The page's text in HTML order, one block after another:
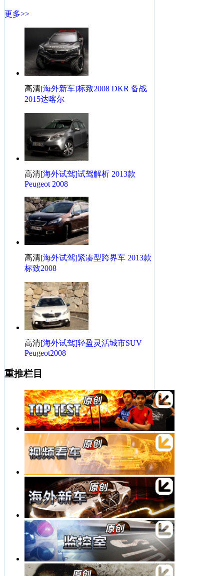
[海外试驾]外媒试驾测评 新Peugeot 2008
[海外试驾]外媒试驾 跨界小SUV 标致2008
·[海外新车]小型混动车型 2014款标致2008
·[海外评测]外媒静态测评2013款P标致2008
标致2008相关热帖
标致2008怎么样？-记我的1年用车感受
提车自动时尚2008，求顶求赞求精华
才提自潮2008就来交作业，版主求支持求精
·提标致2008，大小老婆一起回家
·标致2008怎么样？-记我的0年用车感受
·车展实拍标致2008，浅析领航版
·推荐买1.6L自动时尚版 标致2008全系导购
·关于2008和创酷，说点自己的看法
·标致2008试不可挡，抢先分享，求射。
圆润不失霸气，入手标致3008
更多>>
高清[海外新车]标致2008 DKR 备战
2015达喀尔
高清[海外试驾]试驾解析 2013款
Peugeot 2008
高清[海外试驾]紧凑型跨界车 2013款
标致2008
高清[海外试驾]轻盈灵活城市SUV
Peugeot2008
重推栏目